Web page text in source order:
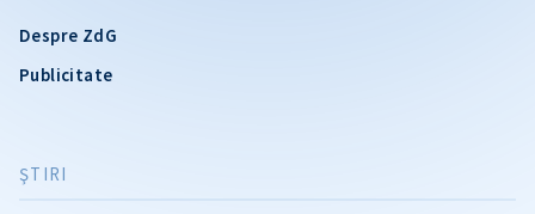
Despre ZdG
Publicitate
ŞTIRI